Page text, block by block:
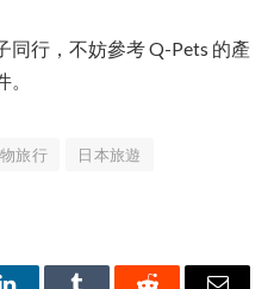
同行，不妨參考 Q-Pets 的產
旅行
日本旅遊